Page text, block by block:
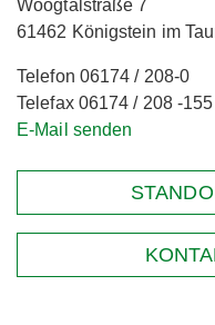
Woogtalstraße 7
61462 Königstein im
Telefon 06174 / 208-0
Telefax 06174 / 208 -155
E-Mail senden